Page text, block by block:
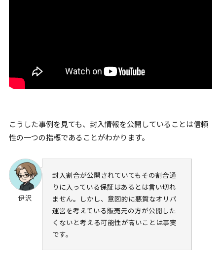
こうした事例を見ても、封入情報を公開していることは信頼
性の一つの指標であることがわかります。
伊沢
封入割合が公開されていてもその割合通
りに入っている保証はあるとは言い切れ
ません。しかし、意図的に悪質なオリパ
運営を考えている販売元の方が公開した
くないと考える可能性が高いことは事実
です。